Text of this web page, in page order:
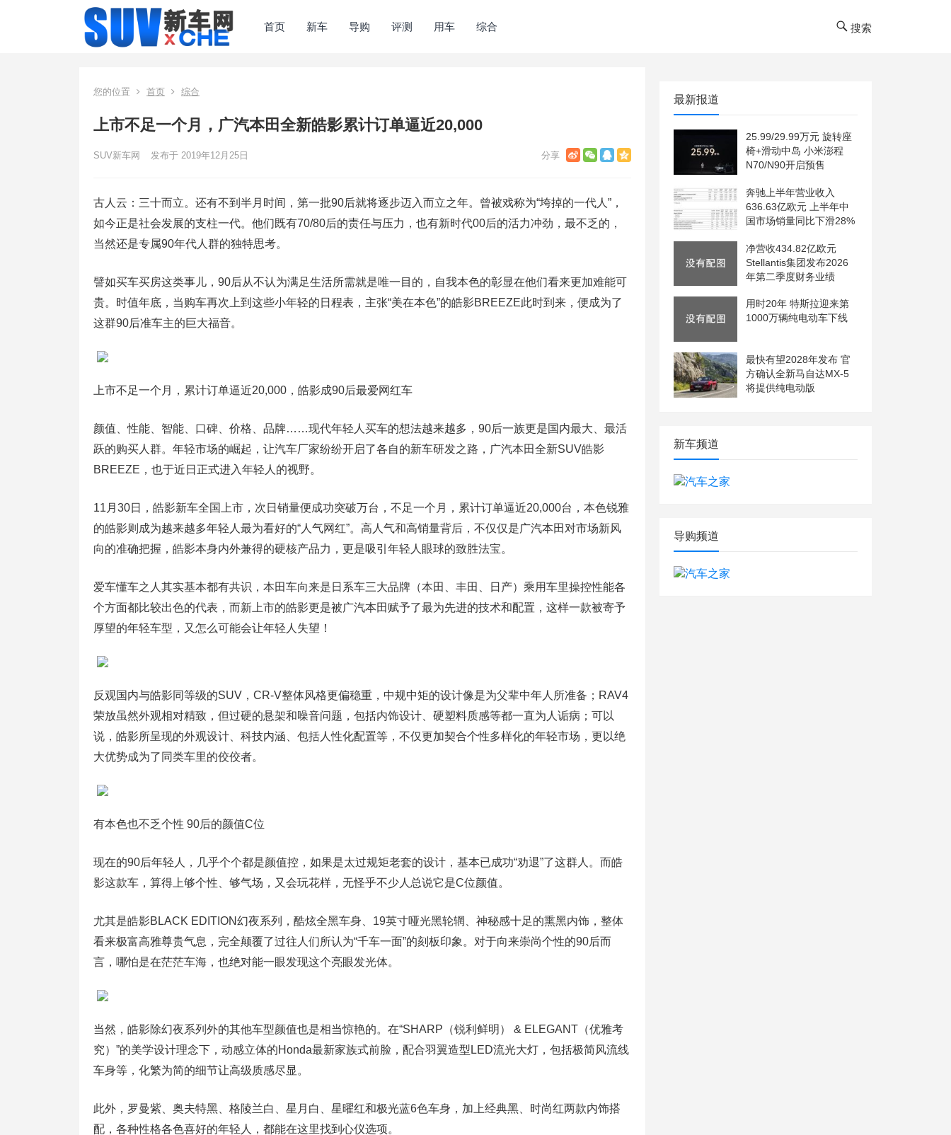
首页 新车 导购 评测 用车 综合 搜索
您的位置 首页 综合
上市不足一个月，广汽本田全新皓影累计订单逼近20,000
SUV新车网 发布于 2019年12月25日
古人云：三十而立。还有不到半月时间，第一批90后就将逐步迈入而立之年。曾被戏称为“垮掉的一代人”，
如今正是社会发展的支柱一代。他们既有70/80后的责任与压力，也有新时代00后的活力冲劲，最不乏的，
当然还是专属90年代人群的独特思考。
譬如买车买房这类事儿，90后从不认为满足生活所需就是唯一目的，自我本色的彰显在他们看来更加难能可
贵。时值年底，当购车再次上到这些小年轻的日程表，主张“美在本色”的皓影BREEZE此时到来，便成为了
这群90后准车主的巨大福音。
上市不足一个月，累计订单逼近20,000，皓影成90后最爱网红车
颜值、性能、智能、口碑、价格、品牌……现代年轻人买车的想法越来越多，90后一族更是国内最大、最活
跃的购买人群。年轻市场的崛起，让汽车厂家纷纷开启了各自的新车研发之路，广汽本田全新SUV皓影
BREEZE，也于近日正式进入年轻人的视野。
11月30日，皓影新车全国上市，次日销量便成功突破万台，不足一个月，累计订单逼近20,000台，本色锐雅
的皓影则成为越来越多年轻人最为看好的“人气网红”。高人气和高销量背后，不仅仅是广汽本田对市场新风
向的准确把握，皓影本身内外兼得的硬核产品力，更是吸引年轻人眼球的致胜法宝。
爱车懂车之人其实基本都有共识，本田车向来是日系车三大品牌（本田、丰田、日产）乘用车里操控性能各
个方面都比较出色的代表，而新上市的皓影更是被广汽本田赋予了最为先进的技术和配置，这样一款被寄予
厚望的年轻车型，又怎么可能会让年轻人失望！
反观国内与皓影同等级的SUV，CR-V整体风格更偏稳重，中规中矩的设计像是为父辈中年人所准备；RAV4
荣放虽然外观相对精致，但过硬的悬架和噪音问题，包括内饰设计、硬塑料质感等都一直为人诟病；可以
说，皓影所呈现的外观设计、科技内涵、包括人性化配置等，不仅更加契合个性多样化的年轻市场，更以绝
大优势成为了同类车里的佼佼者。
有本色也不乏个性 90后的颜值C位
现在的90后年轻人，几乎个个都是颜值控，如果是太过规矩老套的设计，基本已成功“劝退”了这群人。而皓
影这款车，算得上够个性、够气场，又会玩花样，无怪乎不少人总说它是C位颜值。
尤其是皓影BLACK EDITION幻夜系列，酷炫全黑车身、19英寸哑光黑轮辋、神秘感十足的熏黑内饰，整体
看来极富高雅尊贵气息，完全颠覆了过往人们所认为“千车一面”的刻板印象。对于向来崇尚个性的90后而
言，哪怕是在茫茫车海，也绝对能一眼发现这个亮眼发光体。
当然，皓影除幻夜系列外的其他车型颜值也是相当惊艳的。在“SHARP（锐利鲜明） & ELEGANT（优雅考
究）”的美学设计理念下，动感立体的Honda最新家族式前脸，配合羽翼造型LED流光大灯，包括极简风流线
车身等，化繁为简的细节让高级质感尽显。
此外，罗曼紫、奥夫特黑、格陵兰白、星月白、星曜红和极光蓝6色车身，加上经典黑、时尚红两款内饰搭
配，各种性格各色喜好的年轻人，都能在这里找到心仪选项。
最新报道
25.99/29.99万元 旋转座
椅+滑动中岛 小米澎程
N70/N90开启预售
奔驰上半年营业收入
636.63亿欧元 上半年中
国市场销量同比下滑28%
净营收434.82亿欧元
Stellantis集团发布2026
年第二季度财务业绩
用时20年 特斯拉迎来第
1000万辆纯电动车下线
最快有望2028年发布 官
方确认全新马自达MX-5
将提供纯电动版
新车频道
导购频道